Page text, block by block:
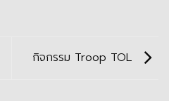
กิจกรรม Troop TOL